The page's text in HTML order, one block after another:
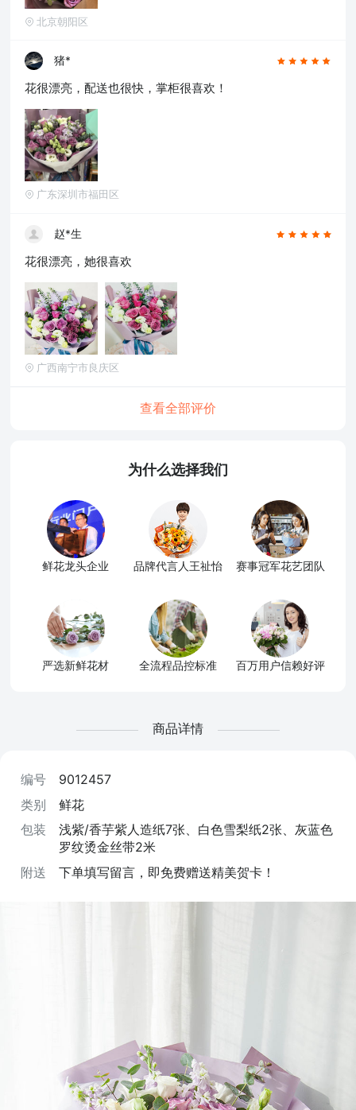
北京朝阳区
猪*
花很漂亮，配送也很快，掌柜很喜欢！
广东深圳市福田区
赵*生
花很漂亮，她很喜欢
广西南宁市良庆区
查看全部评价
为什么选择我们
鲜花龙头企业 品牌代言人王祉怡 赛事冠军花艺团队
严选新鲜花材 全流程品控标准 百万用户信赖好评
商品详情
编号
9012457
类别
鲜花
包装
浅紫/香芋紫人造纸7张、白色雪梨纸2张、灰蓝色
罗纹烫金丝带2米
附送
下单填写留言，即免费赠送精美贺卡！